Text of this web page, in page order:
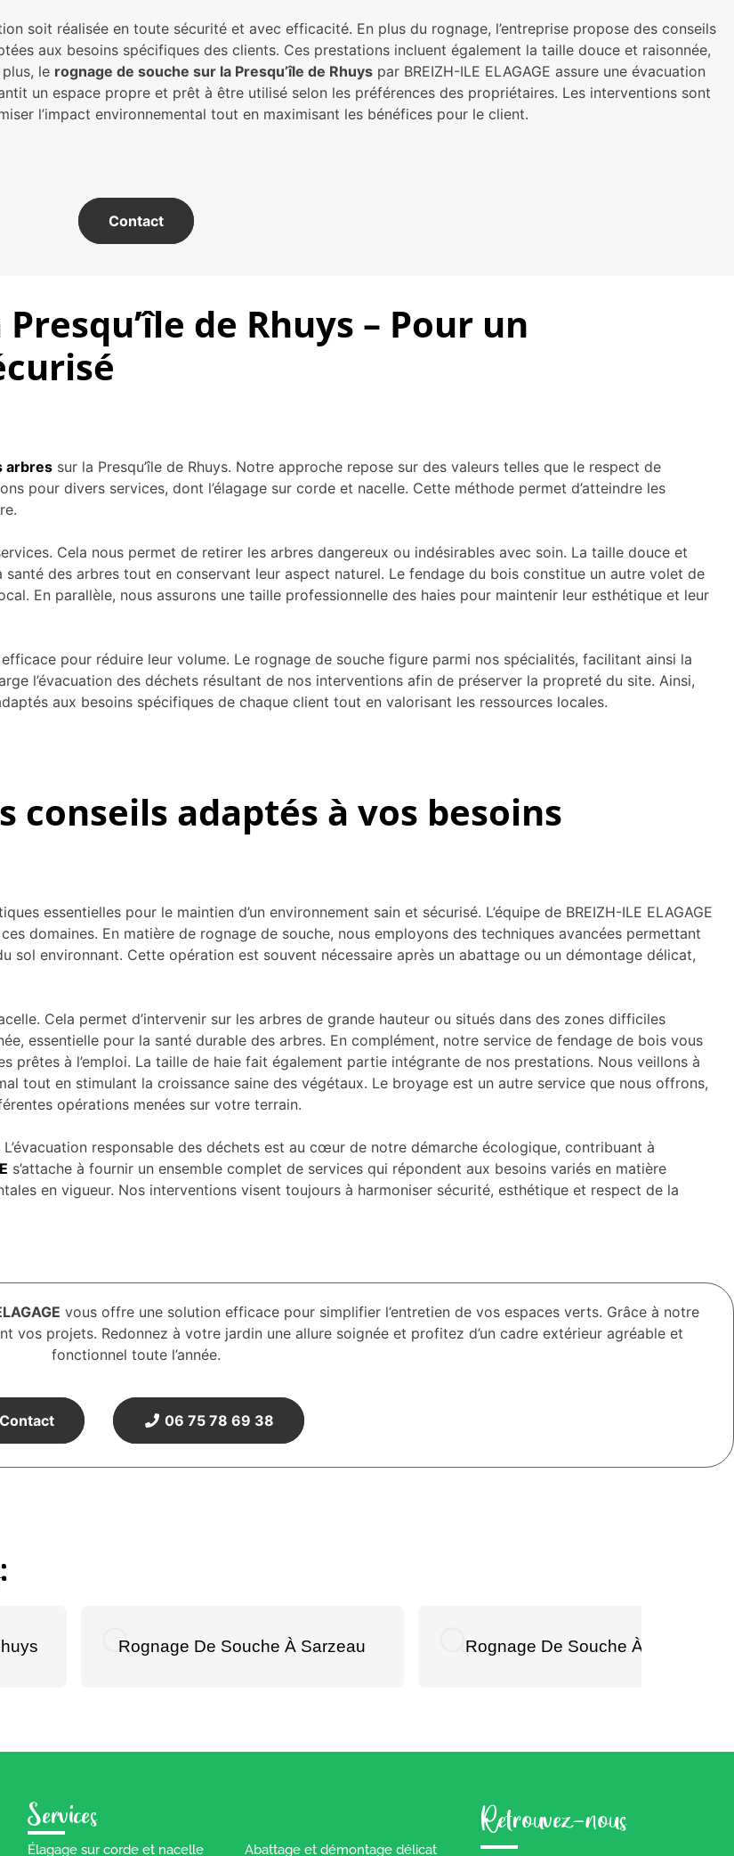
soit réalisée en toute sécurité et avec efficacité. En plus du rognage, l’entreprise propose des conseils
aux besoins spécifiques des clients. Ces prestations incluent également la taille douce et raisonnée,
le rognage de souche sur la Presqu’île de Rhuyspar BREIZH-ILE ELAGAGE assure une évacuation
un espace propre et prêt à être utilisé selon les préférences des propriétaires. Les interventions sont
l’impact environnemental tout en maximisant les bénéfices pour le client.
Contact
de Rhuys – Pour un
arbres sur la Presqu’île de Rhuys. Notre approche repose sur des valeurs telles que le respect de
pour divers services, dont l’élagage sur corde et nacelle. Cette méthode permet d’atteindre les
Cela nous permet de retirer les arbres dangereux ou indésirables avec soin. La taille douce et
des arbres tout en conservant leur aspect naturel. Le fendage du bois constitue un autre volet de
En parallèle, nous assurons une taille professionnelle des haies pour maintenir leur esthétique et leur
pour réduire leur volume. Le rognage de souche figure parmi nos spécialités, facilitant ainsi la
l’évacuation des déchets résultant de nos interventions afin de préserver la propreté du site. Ainsi,
aux besoins spécifiques de chaque client tout en valorisant les ressources locales.
conseils adaptés à vos besoins
essentielles pour le maintien d’un environnement sain et sécurisé. L’équipe de BREIZH-ILE ELAGAGE
domaines. En matière de rognage de souche, nous employons des techniques avancées permettant
sol environnant. Cette opération est souvent nécessaire après un abattage ou un démontage délicat,
Cela permet d’intervenir sur les arbres de grande hauteur ou situés dans des zones difficiles
essentielle pour la santé durable des arbres. En complément, notre service de fendage de bois vous
à l’emploi. La taille de haie fait également partie intégrante de nos prestations. Nous veillons à
tout en stimulant la croissance saine des végétaux. Le broyage est un autre service que nous offrons,
opérations menées sur votre terrain.
responsable des déchets est au cœur de notre démarche écologique, contribuant à
s’attache à fournir un ensemble complet de services qui répondent aux besoins variés en matière
en vigueur. Nos interventions visent toujours à harmoniser sécurité, esthétique et respect de la
vous offre une solution efficace pour simplifier l’entretien de vos espaces verts. Grâce à notre
vos projets. Redonnez à votre jardin une allure soignée et profitez d’un cadre extérieur agréable et
fonctionnel toute l’année.
Contact 06 75 78 69 38
Rognage De Souche À Sarzeau Rognage De Souche À Berric
Services
Élagage sur corde et nacelle Abattage et démontage délicat
Retrouvez-nous